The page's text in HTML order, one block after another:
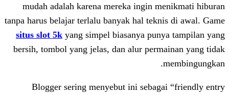
mudah adalah karena mereka ingin
tanpa harus belajar terlalu banyak hal
situs slot 5kyang simpel biasanya
bersih, tombol yang jelas, dan alur
Blogger sering menyebut ini